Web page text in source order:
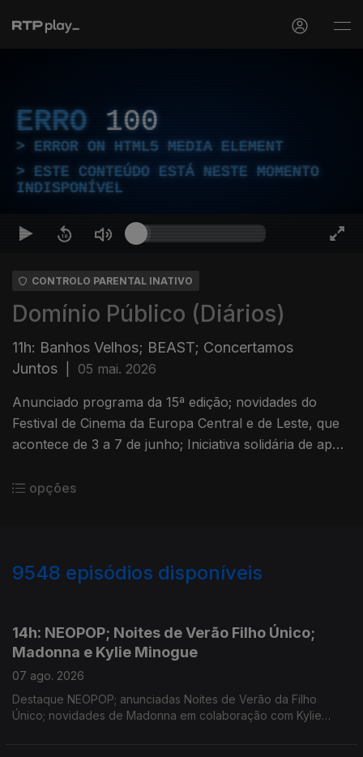
ERRO 100
ERROR ON HTML5 MEDIA ELEMENT
ESTE CONTEÚDO ESTÁ NESTE MOMENTO
INDISPONÍVEL
CONTROLO PARENTAL INATIVO
Domínio Público (Diários)
11h: Banhos Velhos; BEAST; Concertamos
Juntos
05 mai. 2026
Anunciado programa da 15ª edição; novidades do
Festival de Cinema da Europa Central e de Leste, que
acontece de 3 a 7 de junho; Iniciativa solidária de apoio
Recreios
opções
9548 episódios disponíveis
14h: NEOPOP; Noites de Verão Filho Único;
Madonna e Kylie Minogue
07 ago. 2026
Destaque NEOPOP; anunciadas Noites de Verão da Filho
Único; novidades de Madonna em colaboração com Kylie